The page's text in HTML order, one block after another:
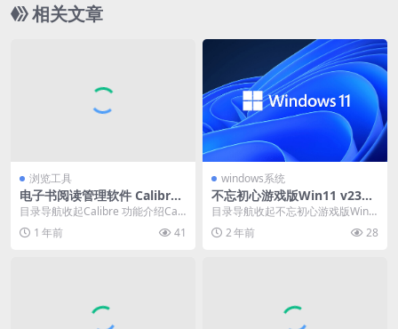
相关文章
浏览工具
电子书阅读管理软件 Calibre
v8.6.0 官方安装
目录导航收起Calibre 功能介绍Cali
bre 功能特点下载地址目录导航收
起...1 年前 41
windows系统
不忘初心游戏版Win11 v23H2
(22631.3880)
目录导航收起不忘初心游戏版Win1
1精简版系统概述：关于版本特点描
述系统集成保留...
2 年前 28